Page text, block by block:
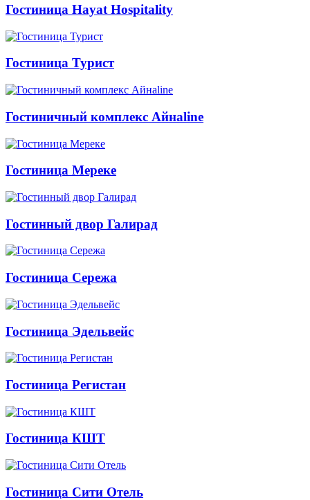
Гостиница Hayat Hospitality
Гостиница Турист
Гостиничный комплекс Айнаline
Гостиница Мереке
Гостинный двор Галирад
Гостиница Сережа
Гостиница Эдельвейс
Гостиница Регистан
Гостиница КШТ
Гостиница Сити Отель